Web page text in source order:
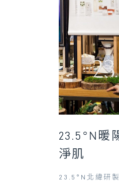
23.5°N暖
淨肌
23.5°N北緯研